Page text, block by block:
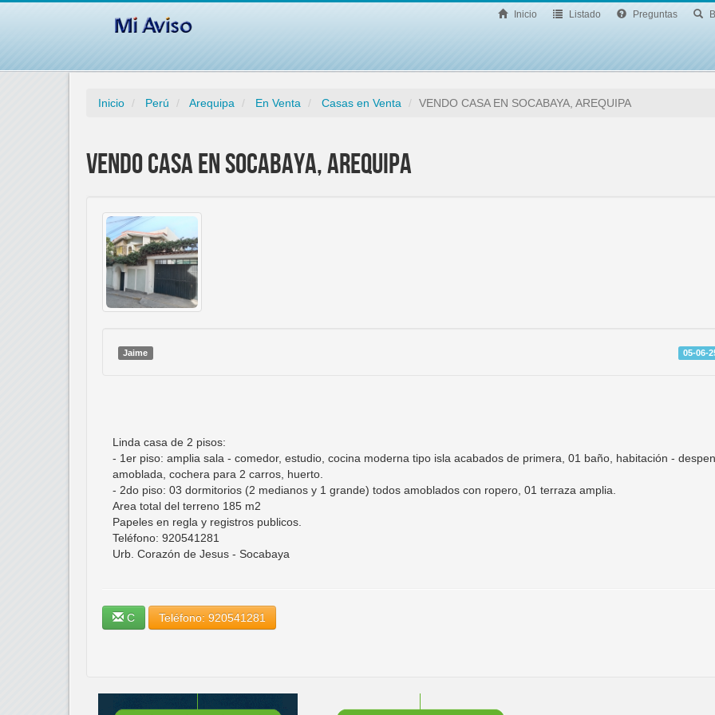
Inicio Listado Preguntas
Inicio Perú Arequipa En Venta Casas en Venta VENDO CASA EN SOCABAYA, AREQUIPA
VENDO CASA EN SOCABAYA, AREQUIPA
Jaime 05-06-
Linda casa de 2 pisos:
- 1er piso: amplia sala - comedor, estudio, cocina moderna tipo isla acabados de primera, 01 baño, habitación -
amoblada, cochera para 2 carros, huerto.
- 2do piso: 03 dormitorios (2 medianos y 1 grande) todos amoblados con ropero, 01 terraza amplia.
Area total del terreno 185 m2
Papeles en regla y registros publicos.
Teléfono: 920541281
Urb. Corazón de Jesus - Socabaya
C Teléfono: 920541281